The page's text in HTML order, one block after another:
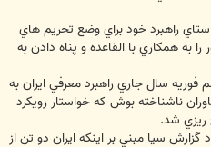
راهبرد خود براي وضع تحريم هاي
به همكاري با القاعده و پناه دادن به
سال جاري راهبرد معرفي ايران به
ناشناخته بوش كه خواستار رويكرد
ريزي شد.
سيا مبني بر اينكه ايران دو تن از